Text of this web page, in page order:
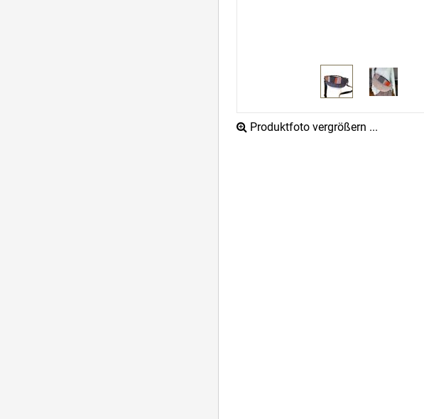
Produktfoto vergrößern ...